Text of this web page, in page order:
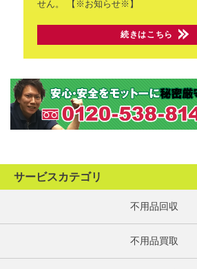
せん。
【※お知らせ※】
続きはこちら
サービスカテゴリ
不用品回収
不用品買取